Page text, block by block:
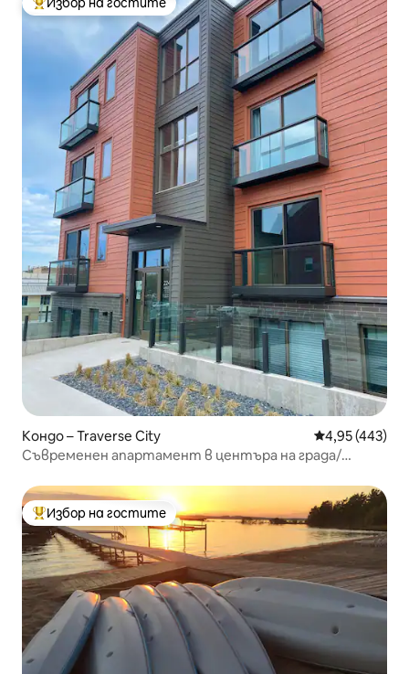
Най-популярен избор на гостите
Кондо – Traverse City Средна
4,95 (443)
Съвременен апартамент в центъра на града/
Най-популярен избор на гостите
Избор на гостите